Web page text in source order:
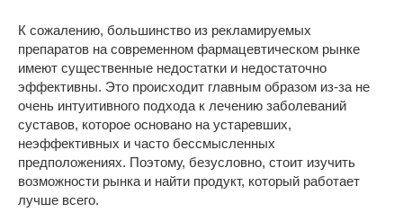
К сожалению, большинство из рекламируемых
препаратов на современном фармацевтическом рынке
имеют существенные недостатки и недостаточно
эффективны. Это происходит главным образом из-за не
очень интуитивного подхода к лечению заболеваний
суставов, которое основано на устаревших,
неэффективных и часто бессмысленных
предположениях. Поэтому, безусловно, стоит изучить
возможности рынка и найти продукт, который работает
лучше всего.